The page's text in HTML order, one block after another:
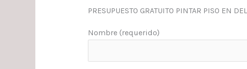
PRESUPUESTO GRATUITO PINTAR PISO EN
Nombre (requerido)